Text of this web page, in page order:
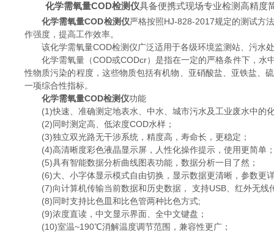
化学需氧量COD检测仪具备便携式现场专业检测高精度
化学需氧量COD检测仪严格按照HJ-828-2017规定的测试方
作强度，提高工作效率。
该化学需氧量COD检测仪广泛适用于各级环境监测站、污水
化学需氧量（COD或CODcr）是指在一定的严格条件下，水
性物质污染的程度，这些物质包括有机物、亚硝酸盐、亚铁盐、
一项综合性指标。
化学需氧量COD检测仪功能
(1)快速、准确测定地表水、中水、城市污水及工业废水中的
(2)同时测定高、低浓度COD水样；
(3)独立双光路无干涉系统，精度高，寿命长，更稳定；
(4)高清晰度彩色液晶显示屏，人性化操作提示，使用更简单
(5)具有智能数据分析曲线图表功能，数据分析一目了然；
(6)大、小字体显示模式自由切换，显示数据更清晰，参数更
(7)向计算机传输当前数据和历史数据， 支持USB、红外无线
(8)同时支持比色皿和比色管两种比色方式;
(9)浓度直读，中文显示界面、全中文键盘；
(10)室温~190℃消解温度调节范围，兼容性更广；